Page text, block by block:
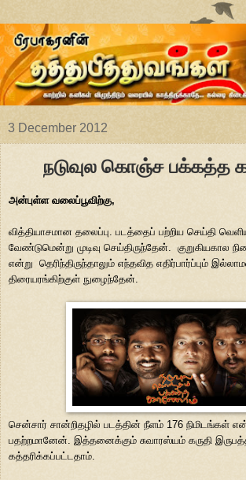
3 December 2012
நடுவுல கொஞ்ச
அன்புள்ள வலைப்பூவிற்கு,
வித்தியாசமான தலைப்பு. படத்தைப் பற்றிய செய்தி
வேண்டுமென்று முடிவு செய்திருந்தேன். குறுகியகால
என்று தெரிந்திருந்தாலும் எந்தவித எதிர்பார்ப்பும்
திரையரங்கிற்குள் நுழைந்தேன்.
சென்சார் சான்றிதழில் படத்தின் நீளம் 176 நிமிடங்கள்
பதற்றமானேன். இத்தனைக்கும் சுவாரஸ்யம் கருதி
கத்தரிக்கப்பட்டதாம்.